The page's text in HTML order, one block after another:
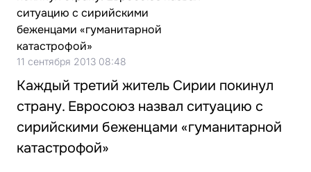
11 сентября 2013 08:48
Каждый третий житель Сирии покинул
страну. Евросоюз назвал ситуацию с
сирийскими беженцами «гуманитарной
катастрофой»